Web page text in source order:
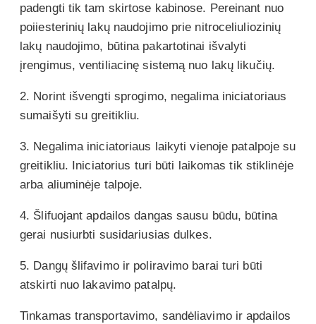
padengti tik tam skirtose kabinose. Pereinant nuo
poiiesterinių lakų naudojimo prie nitroceliuliozinių
lakų naudojimo, būtina pakartotinai išvalyti
įrengimus, ventiliacinę sistemą nuo lakų likučių.
2. Norint išvengti sprogimo, negalima iniciatoriaus
sumaišyti su greitikliu.
3. Negalima iniciatoriaus laikyti vienoje patalpoje su
greitikliu. Iniciatorius turi būti laikomas tik stiklinėje
arba aliuminėje talpoje.
4. Šlifuojant apdailos dangas sausu būdu, būtina
gerai nusiurbti susidariusias dulkes.
5. Dangų šlifavimo ir poliravimo barai turi būti
atskirti nuo lakavimo patalpų.
Tinkamas transportavimo, sandėliavimo ir apdailos